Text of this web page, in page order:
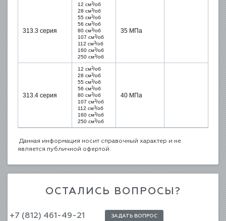
313.3 серия
12 см3/об
28 см3/об
55 см3/об
56 см3/об
80 см3/об
107 см3/об
112 см3/об
160 см3/об
250 см3/об
35 МПа
313.4 серия
12 см3/об
28 см3/об
55 см3/об
56 см3/об
80 см3/об
107 см3/об
112 см3/об
160 см3/об
250 см3/об
40 МПа
Данная информация носит справочный характер и не
является публичной офертой.
ОСТАЛИСЬ ВОПРОСЫ?
+7 (812) 461-49-21 ЗАДАТЬ ВОПРОС